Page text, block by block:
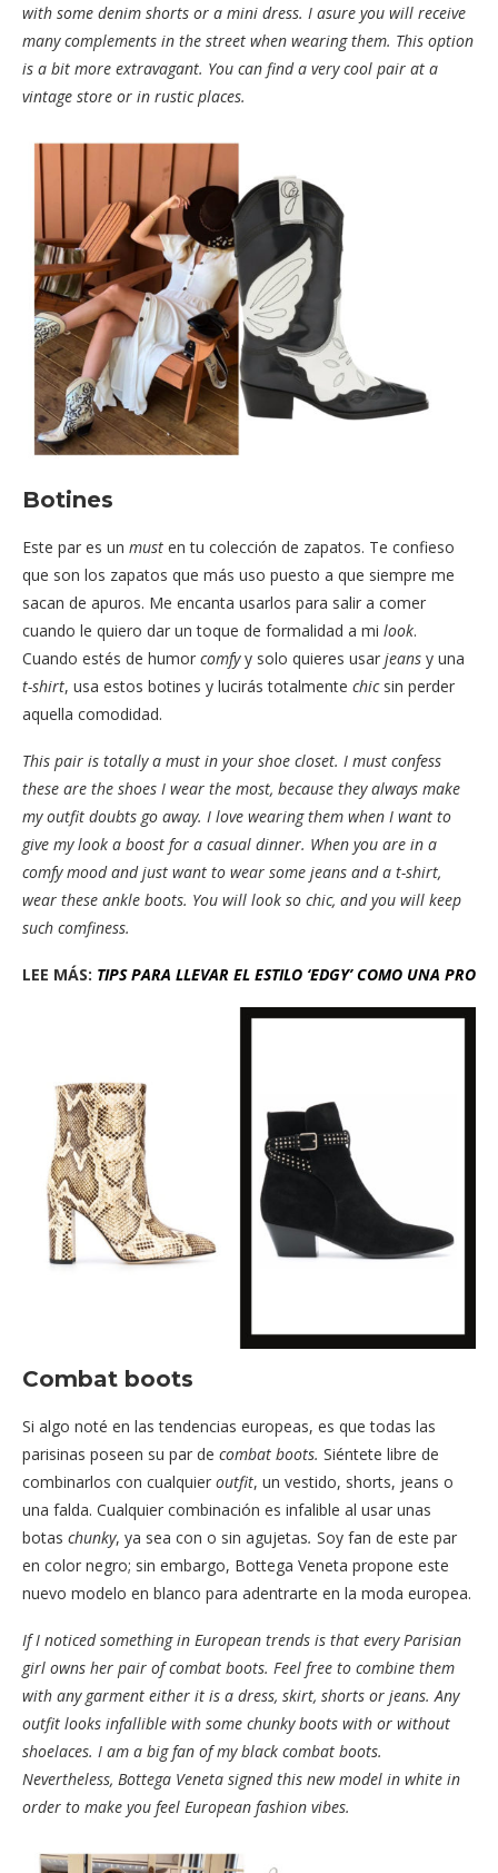
with some denim shorts or a mini dress. I asure you will receive
many complements in the street when wearing them. This option
is a bit more extravagant. You can find a very cool pair at a
vintage store or in rustic places.
Botines
Este par es un must en tu colección de zapatos. Te confieso
que son los zapatos que más uso puesto a que siempre me
sacan de apuros. Me encanta usarlos para salir a comer
cuando le quiero dar un toque de formalidad a mi look.
Cuando estés de humor comfyy solo quieres usar jeans y una
t-shirt, usa estos botines y lucirás totalmente chicsin perder
aquella comodidad.
This pair is totally a must in your shoe closet. I must confess
these are the shoes I wear the most, because they always make
my outfit doubts go away. I love wearing them when I want to
give my look a boost for a casual dinner. When you are in a
comfy mood and just want to wear some jeans and a t-shirt,
wear these ankle boots. You will look so chic, and you will keep
such comfiness.
LEE MÁS: TIPS PARA LLEVAR EL ESTILO ‘EDGY’ COMO UNA PRO
Combat boots
Si algo noté en las tendencias europeas, es que todas las
parisinas poseen su par de combat boots. Siéntete libre de
combinarlos con cualquier outfit, un vestido, shorts, jeans o
una falda. Cualquier combinación es infalible al usar unas
botas chunky, ya sea con o sin agujetas. Soy fan de este par
en color negro; sin embargo, Bottega Veneta propone este
nuevo modelo en blanco para adentrarte en la moda europea.
If I noticed something in European trends is that every Parisian
girl owns her pair of combat boots. Feel free to combine them
with any garment either it is a dress, skirt, shorts or jeans. Any
outfit looks infallible with some chunky boots with or without
shoelaces. I am a big fan of my black combat boots.
Nevertheless, Bottega Veneta signed this new model in white in
order to make you feel European fashion vibes.